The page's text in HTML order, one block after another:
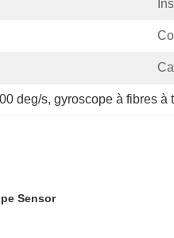
deg/s, gyroscope à fibres à
Sensor